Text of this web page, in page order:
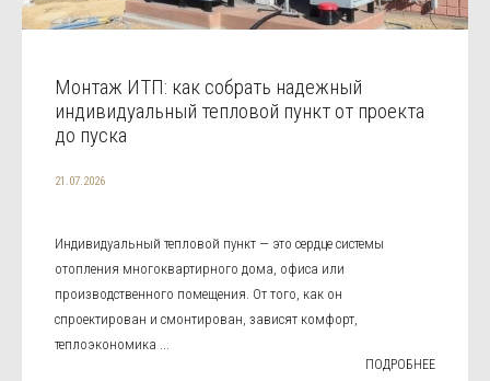
Монтаж ИТП: как собрать надежный
индивидуальный тепловой пункт от проекта
до пуска
21.07.2026
Индивидуальный тепловой пункт — это сердце системы
отопления многоквартирного дома, офиса или
производственного помещения. От того, как он
спроектирован и смонтирован, зависят комфорт,
теплоэкономика ...
ПОДРОБНЕЕ